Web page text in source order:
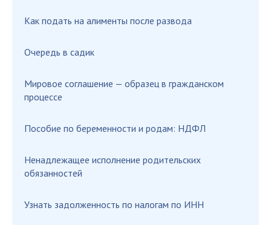
Как подать на алименты после развода
Очередь в садик
Мировое соглашение — образец в гражданском
процессе
Пособие по беременности и родам: НДФЛ
Ненадлежащее исполнение родительских
обязанностей
Узнать задолженность по налогам по ИНН